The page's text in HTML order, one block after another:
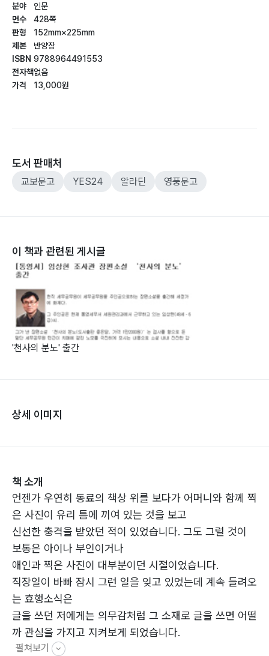
분야
면수
판형
제본
ISBN
전자책
가격
인문
428쪽
152mm×225mm
반양장
9788964491553
없음
13,000원
도서 판매처
교보문고 YES24 알라딘 영풍문고
이 책과 관련된 게시글
'천사의 분노' 출간
상세 이미지
책 소개
언젠가 우연히 동료의 책상 위를 보다가 어머니와 함께 찍
은 사진이 유리 틈에 끼여 있는 것을 보고
신선한 충격을 받았던 적이 있었습니다. 그도 그럴 것이
보통은 아이나 부인이거나
애인과 찍은 사진이 대부분이던 시절이었습니다.
직장일이 바빠 잠시 그런 일을 잊고 있었는데 계속 들려오
는 효행소식은
글을 쓰던 저에게는 의무감처럼 그 소재로 글을 쓰면 어떨
까 관심을 가지고 지켜보게 되었습니다.
병든 부모를 모시고 끝까지 수발하는 시대는 이미 지난 시
펼쳐보기